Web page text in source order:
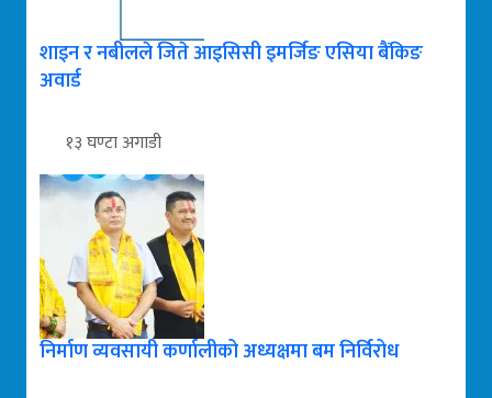
शाइन र नबीलले जिते आइसिसी इमर्जिङ एसिया बैंकिङ
अवार्ड
१३ घण्टा अगाडी
निर्माण व्यवसायी कर्णालीको अध्यक्षमा बम निर्विरोध